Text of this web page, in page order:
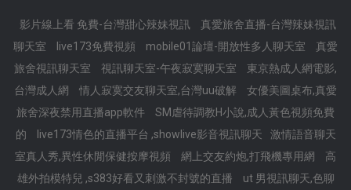
影片線上看 免費-台灣甜心辣妹視訊
真愛旅舍直播-台灣辣妹視訊
聊天室
live173免費視頻 mobile01論壇-開放性多人聊天室
真愛
旅舍視訊聊天室
視訊聊天室-午夜寂寞聊天室
東京熱成人網電影,
台灣成人網
情人寂寞交友聊天室,台灣uu破解
女優美圖桌布,真愛
旅舍深夜禁用直播app軟件
SM虐待調教H小說,成人黃色視頻免費
的
live173情色的直播平台 ,showlive影音視訊聊天
激情語音聊天
室真人秀,異性休閒保健按摩視頻
網上交友約炮,打飛機專用網
高
雄外拍模特兒 ,s383好看又刺激不封號的直播
ut 男視訊聊天,色聊